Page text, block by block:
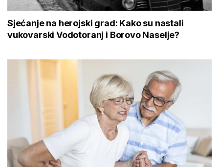
Sjećanje na herojski grad: Kako su nastali
vukovarski Vodotoranj i Borovo Naselje?